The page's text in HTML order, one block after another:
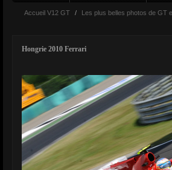
Accueil V12 GT / Les plus belles photos de GT
Hongrie 2010 Ferrari